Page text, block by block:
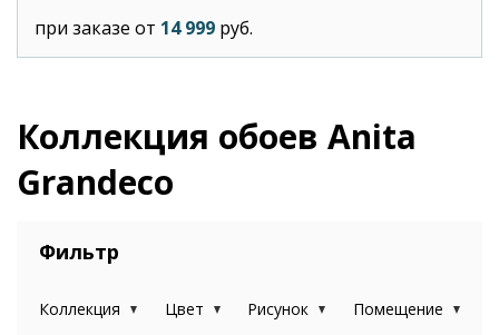
при заказе от 14 999 руб.
Коллекция обоев Anita
Grandeco
Фильтр
Коллекция Цвет Рисунок
Помещение